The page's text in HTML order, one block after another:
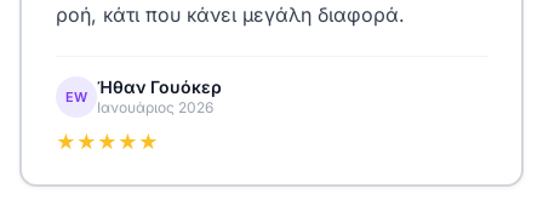
ροή, κάτι που κάνει μεγάλη διαφορά.
EW Ήθαν Γουόκερ
Ιανουάριος 2026
★★★★★